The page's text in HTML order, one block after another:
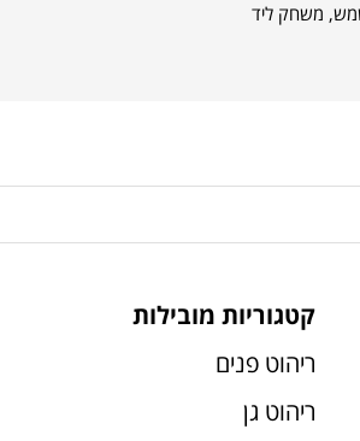
משחק ליד
קטגוריות מובילות
ריהוט פנים
ריהוט גן